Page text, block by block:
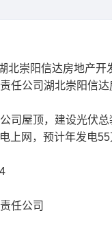
北崇阳信达房地产
任公司湖北崇阳信
司屋顶，建设光伏
上网，预计年发电
任公司